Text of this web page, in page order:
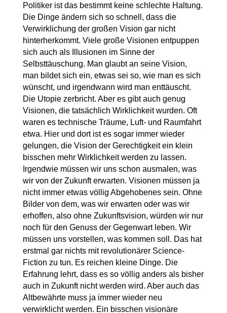
Politiker ist das bestimmt keine schlechte Haltung.
Die Dinge ändern sich so schnell, dass die
Verwirklichung der großen Vision gar nicht
hinterherkommt. Viele große Visionen entpuppen
sich auch als Illusionen im Sinne der
Selbsttäuschung. Man glaubt an seine Vision,
man bildet sich ein, etwas sei so, wie man es sich
wünscht, und irgendwann wird man enttäuscht.
Die Utopie zerbricht. Aber es gibt auch genug
Visionen, die tatsächlich Wirklichkeit wurden. Oft
waren es technische Träume, Luft- und Raumfahrt
etwa. Hier und dort ist es sogar immer wieder
gelungen, die Vision der Gerechtigkeit ein klein
bisschen mehr Wirklichkeit werden zu lassen.
Irgendwie müssen wir uns schon ausmalen, was
wir von der Zukunft erwarten. Visionen müssen ja
nicht immer etwas völlig Abgehobenes sein. Ohne
Bilder von dem, was wir erwarten oder was wir
erhoffen, also ohne Zukunftsvision, würden wir nur
noch für den Genuss der Gegenwart leben. Wir
müssen uns vorstellen, was kommen soll. Das hat
erstmal gar nichts mit revolutionärer Science-
Fiction zu tun. Es reichen kleine Dinge. Die
Erfahrung lehrt, dass es so völlig anders als bisher
auch in Zukunft nicht werden wird. Aber auch das
Altbewährte muss ja immer wieder neu
verwirklicht werden. Ein bisschen visionäre